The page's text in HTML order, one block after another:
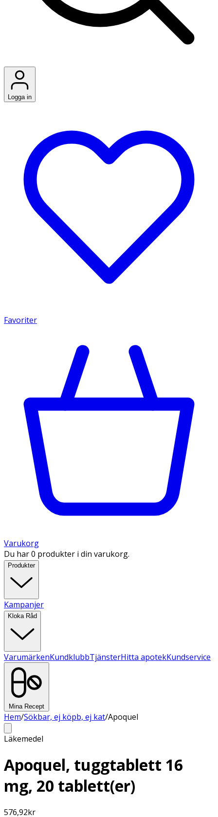
Logga in
Favoriter
Varukorg
Du har 0 produkter i din varukorg.
Produkter
Kampanjer
Kloka Råd
VarumärkenKundklubbTjänsterHitta apotekKundservice
Mina Recept
Hem/Sökbar, ej köpb, ej kat/Apoquel
Läkemedel
Apoquel, tuggtablett 16
mg, 20 tablett(er)
576,92kr